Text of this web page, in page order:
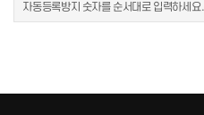
자동등록방지 숫자를 순서대로 입력하세요.